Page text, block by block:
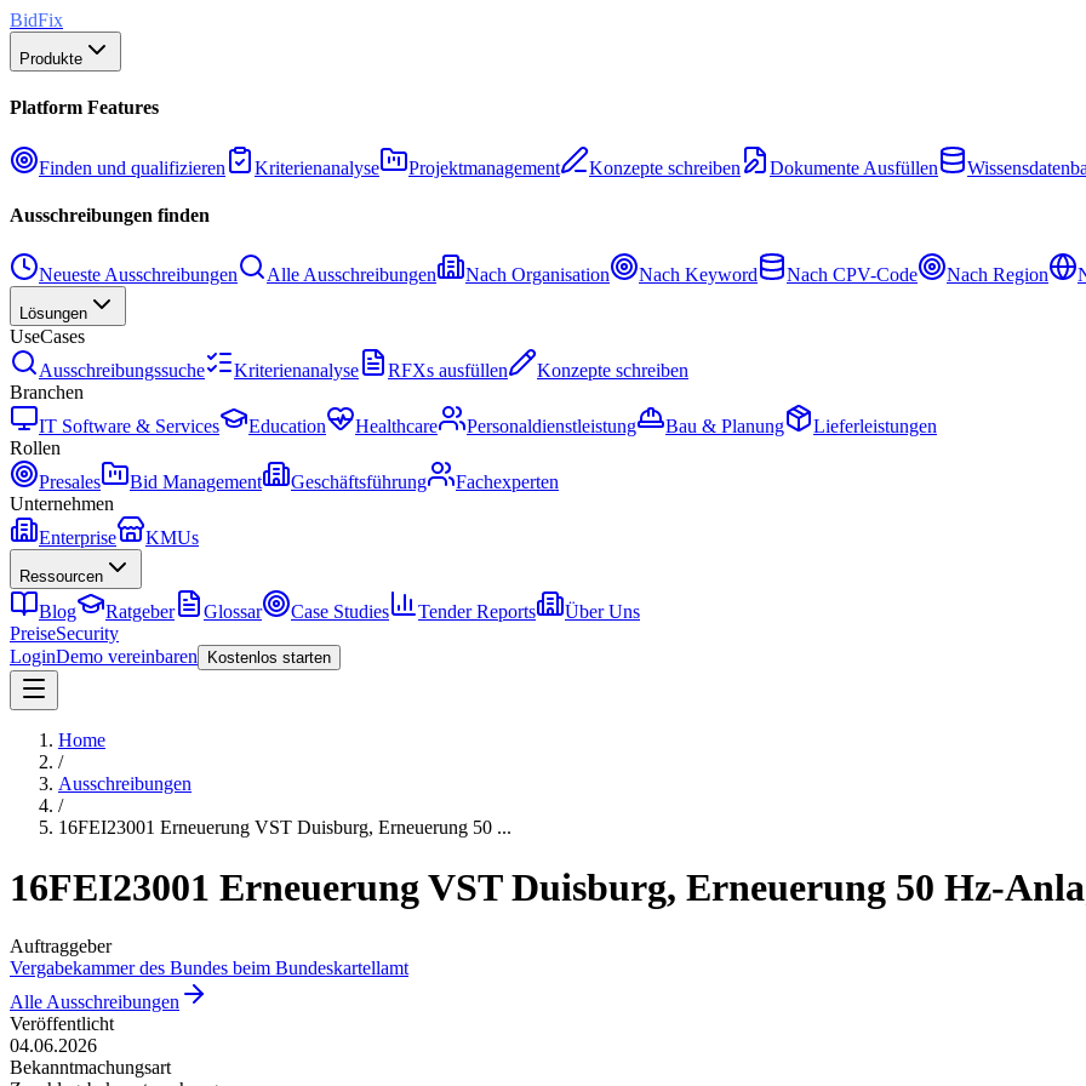
BidFix
Produkte
Platform Features
Finden und qualifizieren Kriterienanalyse Projektmanagement Konzepte schreiben Dokumente Ausfüllen
Ausschreibungen finden
Neueste Ausschreibungen Alle Ausschreibungen Nach Organisation Nach Keyword Nach CPV-Code Nach Region
Lösungen
UseCases
Ausschreibungssuche
Kriterienanalyse RFXs ausfüllen
Konzepte schreiben
Branchen
IT Software & Services
Education Healthcare Personaldienstleistung Bau & Planung
Lieferleistungen
Rollen
Presales
Bid Management Geschäftsführung
Fachexperten
Unternehmen
Enterprise
KMUs
Ressourcen
Blog Ratgeber Glossar Case Studies Tender Reports
Über Uns
PreiseSecurity
LoginDemo vereinbaren Kostenlos starten
Home
/
Ausschreibungen
/
16FEI23001 Erneuerung VST Duisburg, Erneuerung 50 ...
16FEI23001 Erneuerung VST Duisburg, Erneuerung 50 Hz-
Auftraggeber
Vergabekammer des Bundes beim Bundeskartellamt​
Alle Ausschreibungen
Veröffentlicht
04.06.2026
Bekanntmachungsart